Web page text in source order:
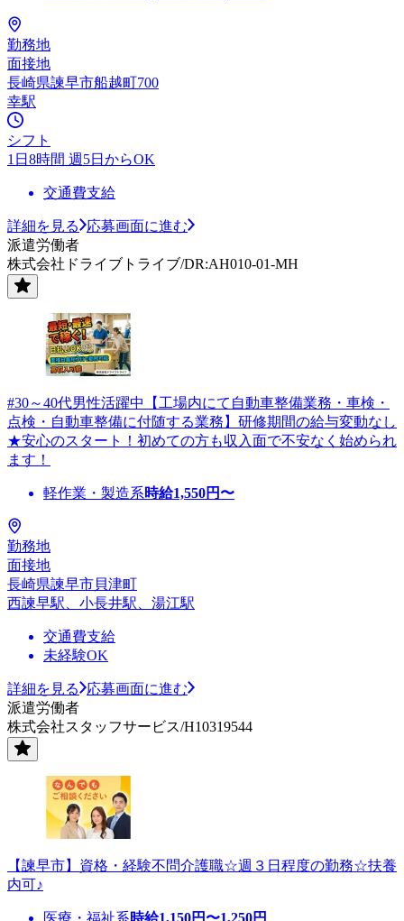
勤務地
面接地
長崎県諫早市船越町700
幸駅
シフト
1日8時間 週5日からOK
交通費支給
詳細を見る
応募画面に進む
派遣労働者
株式会社ドライブトライブ/DR:AH010-01-MH
#30～40代男性活躍中【工場内にて自動車整備業務・車検・
点検・自動車整備に付随する業務】研修期間の給与変動なし
★安心のスタート！初めての方も収入面で不安なく始められ
ます！
軽作業・製造系時給1,550円〜
勤務地
面接地
長崎県諫早市貝津町
西諫早駅、小長井駅、湯江駅
交通費支給
未経験OK
詳細を見る
応募画面に進む
派遣労働者
株式会社スタッフサービス/H10319544
【諫早市】資格・経験不問介護職☆週３日程度の勤務☆扶養
内可♪
医療・福祉系時給1,150円〜1,250円